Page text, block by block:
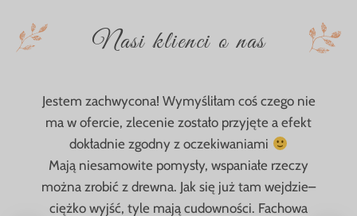
Nasi klienci o nas
Jestem zachwycona! Wymyśliłam coś czego nie
ma w ofercie, zlecenie zostało przyjęte a efekt
dokładnie zgodny z oczekiwaniami
Mają niesamowite pomysły, wspaniałe rzeczy
można zrobić z drewna. Jak się już tam wejdzie–
ciężko wyjść, tyle mają cudowności. Fachowa